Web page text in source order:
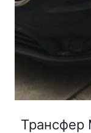
Трансфер